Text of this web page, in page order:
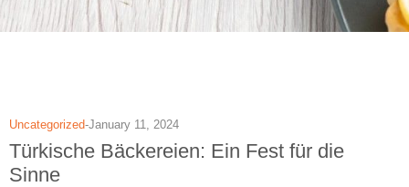
Uncategorized January 11, 2024
Türkische Bäckereien: Ein Fest für die
Sinne